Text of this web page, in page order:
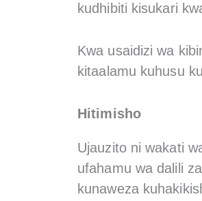
kudhibiti kisukari
Kwa usaidizi wa
kitaalamu kuhusu
Hitimisho
Ujauzito ni wakati
ufahamu wa dalili
kunaweza